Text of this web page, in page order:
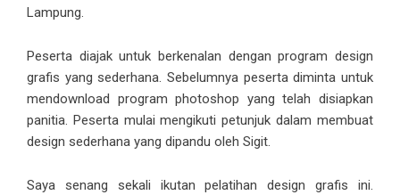
Lampung.
Peserta diajak untuk berkenalan dengan program design
grafis yang sederhana. Sebelumnya peserta diminta untuk
mendownload program photoshop yang telah disiapkan
panitia. Peserta mulai mengikuti petunjuk dalam membuat
design sederhana yang dipandu oleh Sigit.
Saya senang sekali ikutan pelatihan design grafis ini.